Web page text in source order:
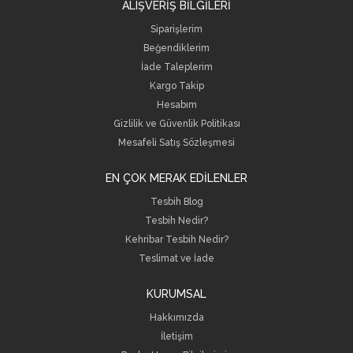
ALIŞVERİŞ BİLGİLERİ
Siparişlerim
Beğendiklerim
İade Taleplerim
Kargo Takip
Hesabım
Gizlilik ve Güvenlik Politikası
Mesafeli Satış Sözleşmesi
EN ÇOK MERAK EDİLENLER
Tesbih Blog
Tesbih Nedir?
Kehribar Tesbih Nedir?
Teslimat ve İade
KURUMSAL
Hakkımızda
İletişim